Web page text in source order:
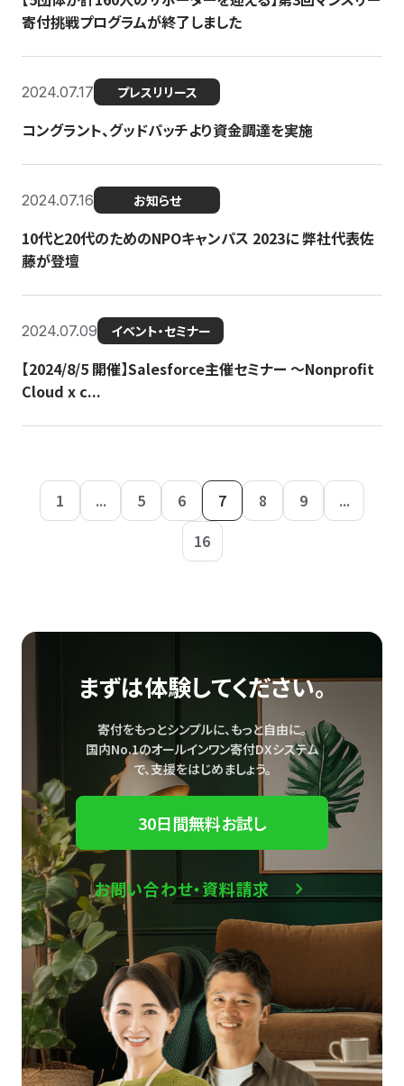
寄付挑戦プログラムが終了しました
2024.07.17 プレスリリース
コングラント、グッドパッチより資金調達を実施
2024.07.16 お知らせ
10代と20代のためのNPOキャンパス 2023に 弊社代表佐
藤が登壇
2024.07.09 イベント・セミナー
【2024/8/5 開催】Salesforce主催セミナー 〜Nonprofit
Cloud x c...
1 ... 5 6 7 8 9
...
16
まずは体験してください。
寄付をもっとシンプルに、もっと自由に。
国内No.1のオールインワン寄付DXシステム
で、支援をはじめましょう。
30日間無料お試し
お問い合わせ・資料請求